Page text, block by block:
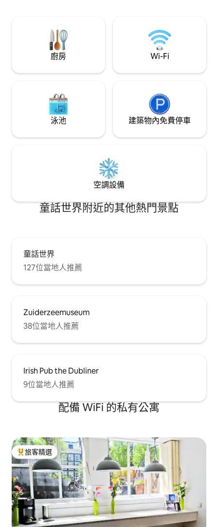
車。步行/自行車
廚房 Wi-Fi
泳池 建築物內免費停車
空調設備
童話世界附近的其他熱門景點
童話世界
127位當地人推薦
Zuiderzeemuseum
38位當地人推薦
Irish Pub the Dubliner
9位當地人推薦
配備 WiFi 的私有公寓
旅客精選榜首
旅客精選